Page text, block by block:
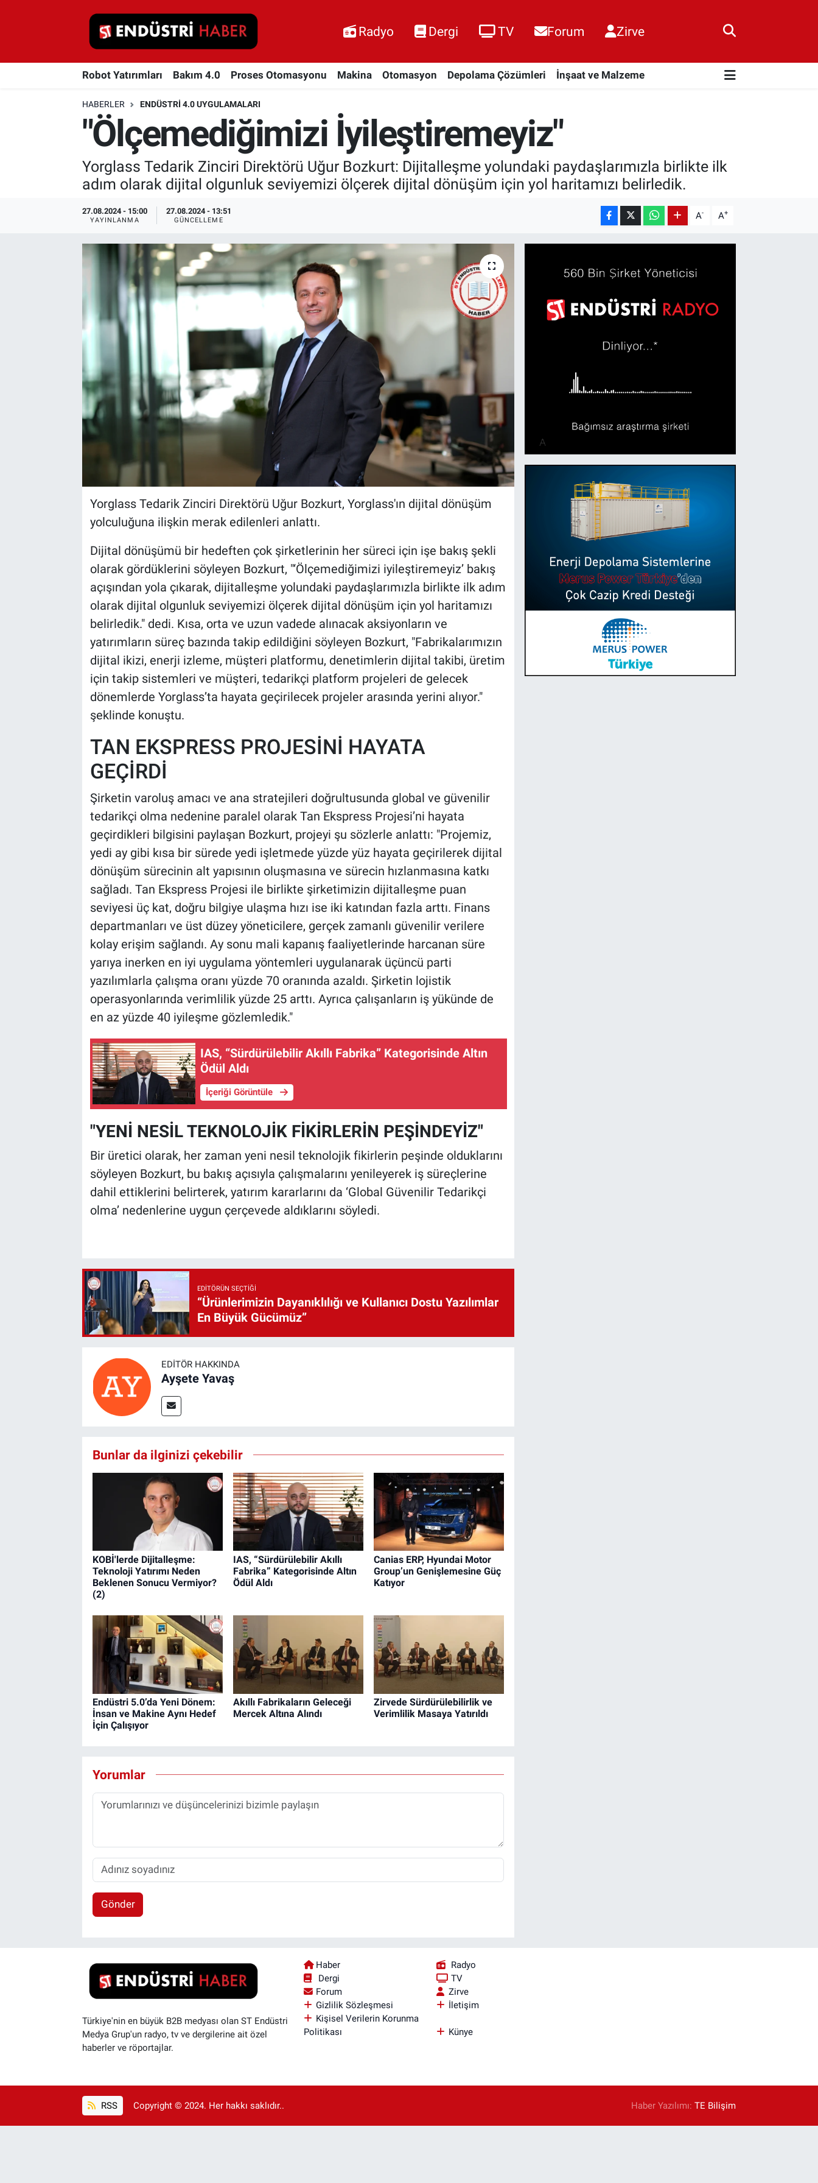
Radyo Dergi TV Forum Zirve
Robot Yatırımları Bakım 4.0 Proses Otomasyonu Makina Otomasyon Depolama Çözümleri İnşaat ve Malzeme
HABERLER ENDÜSTRI 4.0 UYGULAMALARI
"Ölçemediğimizi İyileştiremeyiz"
Yorglass Tedarik Zinciri Direktörü Uğur Bozkurt: Dijitalleşme yolundaki paydaşlarımızla birlikte ilk
adım olarak dijital olgunluk seviyemizi ölçerek dijital dönüşüm için yol haritamızı belirledik.
27.08.2024 - 15:00
YAYINLANMA
27.08.2024 - 13:51
GÜNCELLEME A- A+
Yorglass Tedarik Zinciri Direktörü Uğur Bozkurt, Yorglass'ın dijital dönüşüm
yolculuğuna ilişkin merak edilenleri anlattı.
Dijital dönüşümü bir hedeften çok şirketlerinin her süreci için işe bakış şekli
olarak gördüklerini söyleyen Bozkurt, "‘Ölçemediğimizi iyileştiremeyiz’ bakış
açışından yola çıkarak, dijitalleşme yolundaki paydaşlarımızla birlikte ilk adım
olarak dijital olgunluk seviyemizi ölçerek dijital dönüşüm için yol haritamızı
belirledik." dedi. Kısa, orta ve uzun vadede alınacak aksiyonların ve
yatırımların süreç bazında takip edildiğini söyleyen Bozkurt, "Fabrikalarımızın
dijital ikizi, enerji izleme, müşteri platformu, denetimlerin dijital takibi, üretim
için takip sistemleri ve müşteri, tedarikçi platform projeleri de gelecek
dönemlerde Yorglass’ta hayata geçirilecek projeler arasında yerini alıyor."
şeklinde konuştu.
TAN EKSPRESS PROJESİNİ HAYATA
GEÇİRDİ
Şirketin varoluş amacı ve ana stratejileri doğrultusunda global ve güvenilir
tedarikçi olma nedenine paralel olarak Tan Ekspress Projesi’ni hayata
geçirdikleri bilgisini paylaşan Bozkurt, projeyi şu sözlerle anlattı: "Projemiz,
yedi ay gibi kısa bir sürede yedi işletmede yüzde yüz hayata geçirilerek dijital
dönüşüm sürecinin alt yapısının oluşmasına ve sürecin hızlanmasına katkı
sağladı. Tan Ekspress Projesi ile birlikte şirketimizin dijitalleşme puan
seviyesi üç kat, doğru bilgiye ulaşma hızı ise iki katından fazla arttı. Finans
departmanları ve üst düzey yöneticilere, gerçek zamanlı güvenilir verilere
kolay erişim sağlandı. Ay sonu mali kapanış faaliyetlerinde harcanan süre
yarıya inerken en iyi uygulama yöntemleri uygulanarak üçüncü parti
yazılımlarla çalışma oranı yüzde 70 oranında azaldı. Şirketin lojistik
operasyonlarında verimlilik yüzde 25 arttı. Ayrıca çalışanların iş yükünde de
en az yüzde 40 iyileşme gözlemledik."
IAS, “Sürdürülebilir Akıllı Fabrika” Kategorisinde Altın
Ödül Aldı
İçeriği Görüntüle
"YENİ NESİL TEKNOLOJİK FİKİRLERİN PEŞİNDEYİZ"
Bir üretici olarak, her zaman yeni nesil teknolojik fikirlerin peşinde olduklarını
söyleyen Bozkurt, bu bakış açısıyla çalışmalarını yenileyerek iş süreçlerine
dahil ettiklerini belirterek, yatırım kararlarını da ‘Global Güvenilir Tedarikçi
olma’ nedenlerine uygun çerçevede aldıklarını söyledi.
EDITÖRÜN SEÇTIĞI
“Ürünlerimizin Dayanıklılığı ve Kullanıcı Dostu Yazılımlar
En Büyük Gücümüz”
EDITÖR HAKKINDA
Ayşete Yavaş
Bunlar da ilginizi çekebilir
KOBİ'lerde Dijitalleşme:
Teknoloji Yatırımı Neden
Beklenen Sonucu Vermiyor?
(2)
IAS, “Sürdürülebilir Akıllı
Fabrika” Kategorisinde Altın
Ödül Aldı
Canias ERP, Hyundai Motor
Group’un Genişlemesine Güç
Katıyor
Endüstri 5.0’da Yeni Dönem:
İnsan ve Makine Aynı Hedef
İçin Çalışıyor
Akıllı Fabrikaların Geleceği
Mercek Altına Alındı
Zirvede Sürdürülebilirlik ve
Verimlilik Masaya Yatırıldı
Yorumlar
Gönder
Türkiye'nin en büyük B2B medyası olan ST Endüstri
Medya Grup'un radyo, tv ve dergilerine ait özel
haberler ve röportajlar.
Haber
Radyo
Dergi
TV
Forum
Zirve
Gizlilik Sözleşmesi
İletişim
Kişisel Verilerin Korunma
Politikası
Künye
RSS Copyright © 2024. Her hakkı saklıdır.. Haber Yazılımı:TE Bilişim
Robot Yatırımları
Proses Otomasyonu
Otomasyon
Enerjisini Üreten Fabrikalar
Endüstri 4.0 Uygulamaları
Ağır Sanayi Çözümleri